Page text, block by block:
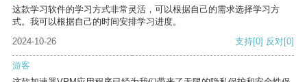
这款学习软件的学习方式非常灵活，可以根据自己的需求选择学习方
式。我可以根据自己的时间安排学习进度。
2024-10-26
支持[0] 反对[0]
游客